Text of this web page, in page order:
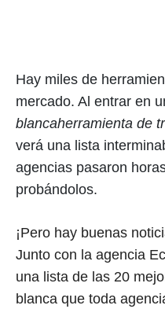
Hay miles de
mercado. Al entrar en
blancaherramienta de
verá una lista
agencias pasaron
probándolos.
¡Pero hay buenas
Junto con la agencia
una lista de las 20
blanca que toda